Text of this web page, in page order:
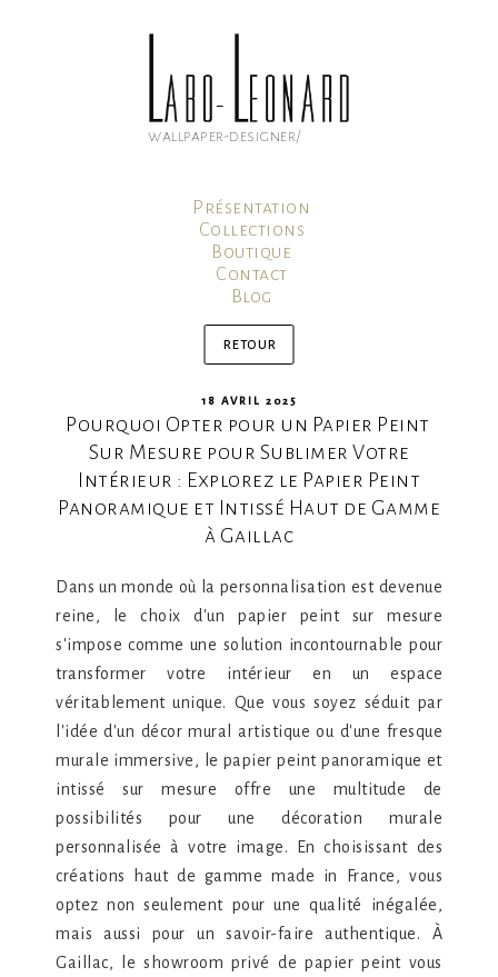
wallpaper-designer/
Présentation
Collections
Boutique
Contact
Blog
Panier
PUBLIÉ
LE
18 AVRIL 2025
Pourquoi Opter pour un Papier Peint
Sur Mesure pour Sublimer Votre
Intérieur : Explorez le Papier Peint
Panoramique et Intissé Haut de Gamme
à Gaillac
retour
Dans un monde où la personnalisation est devenue
reine, le choix d'un papier peint sur mesure
s'impose comme une solution incontournable pour
transformer votre intérieur en un espace
véritablement unique. Que vous soyez séduit par
l'idée d'un décor mural artistique ou d'une fresque
murale immersive, le papier peint panoramique et
intissé sur mesure offre une multitude de
possibilités pour une décoration murale
personnalisée à votre image. En choisissant des
créations haut de gamme made in France, vous
optez non seulement pour une qualité inégalée,
mais aussi pour un savoir-faire authentique. À
Gaillac, le showroom privé de papier peint vous